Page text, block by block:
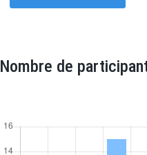
Nombre de